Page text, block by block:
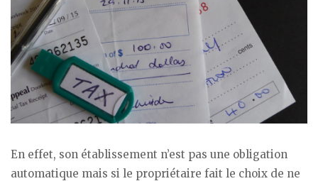
En effet, son établissement n’est pas une obligation
automatique mais si le propriétaire fait le choix de ne